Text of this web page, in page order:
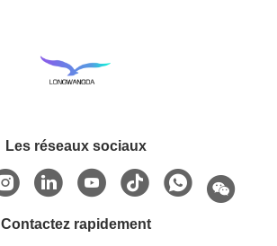
Les réseaux sociaux
Contactez rapidement